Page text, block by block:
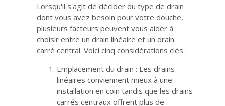
Lorsqu'il s'agit de décider du type de drain
dont vous avez besoin pour votre douche,
plusieurs facteurs peuvent vous aider à
choisir entre un drain linéaire et un drain
carré central. Voici cinq considérations clés :
Emplacement du drain : Les drains
linéaires conviennent mieux à une
installation en coin tandis que les drains
carrés centraux offrent plus de